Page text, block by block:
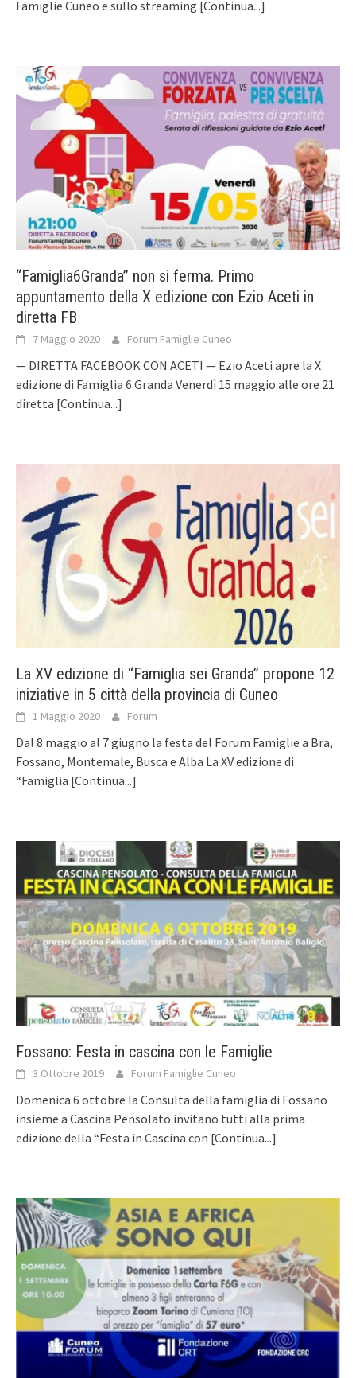
Famiglie Cuneo e sullo streaming [Continua...]
“Famiglia6Granda” non si ferma. Primo
appuntamento della X edizione con Ezio Aceti in
diretta FB
7 Maggio 2020 Forum Famiglie Cuneo
— DIRETTA FACEBOOK CON ACETI — Ezio Aceti apre la X
edizione di Famiglia 6 Granda Venerdì 15 maggio alle ore 21
diretta [Continua...]
La XV edizione di “Famiglia sei Granda” propone 12
iniziative in 5 città della provincia di Cuneo
1 Maggio 2020 Forum
Dal 8 maggio al 7 giugno la festa del Forum Famiglie a Bra,
Fossano, Montemale, Busca e Alba La XV edizione di
“Famiglia [Continua...]
Fossano: Festa in cascina con le Famiglie
3 Ottobre 2019 Forum Famiglie Cuneo
Domenica 6 ottobre la Consulta della famiglia di Fossano
insieme a Cascina Pensolato invitano tutti alla prima
edizione della “Festa in Cascina con [Continua...]